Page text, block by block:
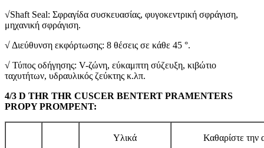
√Shaft Seal: Σφραγίδα συσκευασίας, φυγοκεντρική σφράγιση,
μηχανική σφράγιση.
√ Διεύθυνση εκφόρτωσης: 8 θέσεις σε κάθε 45 °.
√ Τύπος οδήγησης: V-ζώνη, εύκαμπτη σύζευξη, κιβώτιο
ταχυτήτων, υδραυλικός ζεύκτης κ.λπ.
4/3 D THR THR CUSCER BENTERT PRAMENTERS
PROPY PROMPENT:
Υλικά Καθαρίστε την